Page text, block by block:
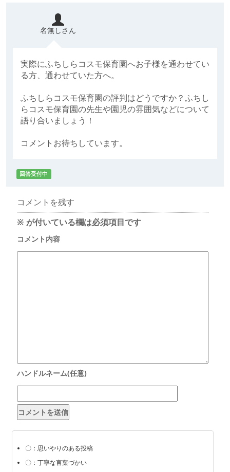
名無しさん
実際にふちしらコスモ保育園へお子様を通わせてい
る方、通わせていた方へ。
ふちしらコスモ保育園の評判はどうですか？ふちし
らコスモ保育園の先生や園児の雰囲気などについて
語り合いましょう！
コメントお待ちしています。
回答受付中
コメントを残す
※ が付いている欄は必須項目です
〇：思いやりのある投稿
〇：丁寧な言葉づかい